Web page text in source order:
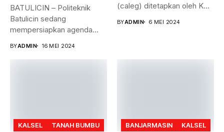
BATULICIN – Politeknik
Batulicin sedang
mempersiapkan agenda
BYADMIN 16 MEI 2024
(caleg) ditetapkan oleh KPU
BYADMIN 6 MEI 2024
KALSEL TANAH BUMBU BANJARMASIN KALSEL